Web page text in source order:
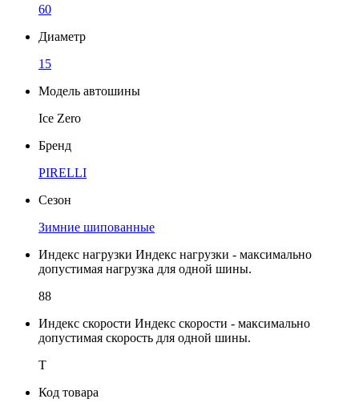
60
Диаметр
15
Модель автошины
Ice Zero
Бренд
PIRELLI
Сезон
Зимние шипованные
Индекс нагрузки Индекс нагрузки - максимально
допустимая нагрузка для одной шины.
88
Индекс скорости Индекс скорости - максимально
допустимая скорость для одной шины.
T
Код товара